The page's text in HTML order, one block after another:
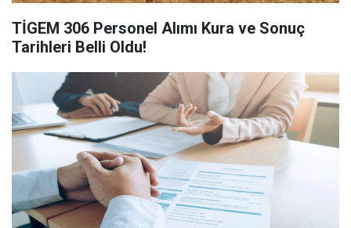
TİGEM 306 Personel Alımı Kura ve Sonuç
Tarihleri Belli Oldu!